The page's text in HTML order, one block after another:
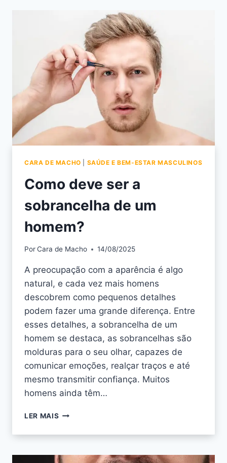
CARA DE MACHO SAÚDE E BEM-ESTAR MASCULINOS
Como deve ser a
sobrancelha de um
homem?
PorCara de Macho 14/08/2025
A preocupação com a aparência é algo
natural, e cada vez mais homens
descobrem como pequenos detalhes
podem fazer uma grande diferença. Entre
esses detalhes, a sobrancelha de um
homem se destaca, as sobrancelhas são
molduras para o seu olhar, capazes de
comunicar emoções, realçar traços e até
mesmo transmitir confiança. Muitos
homens ainda têm…
LER MAIS